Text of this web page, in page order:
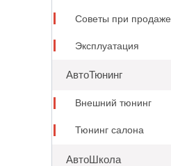
Советы при продаже
Эксплуатация
АвтоТюнинг
Внешний тюнинг
Тюнинг салона
АвтоШкола